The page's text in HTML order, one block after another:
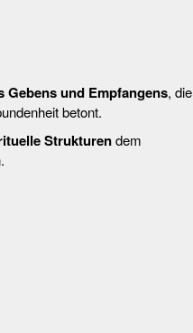
und Empfangens, die
betont.
Strukturendem